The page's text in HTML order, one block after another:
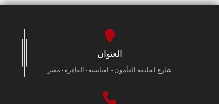
العنوان
شارع الخليفة المأمون - العباسية - القاهرة - مصر